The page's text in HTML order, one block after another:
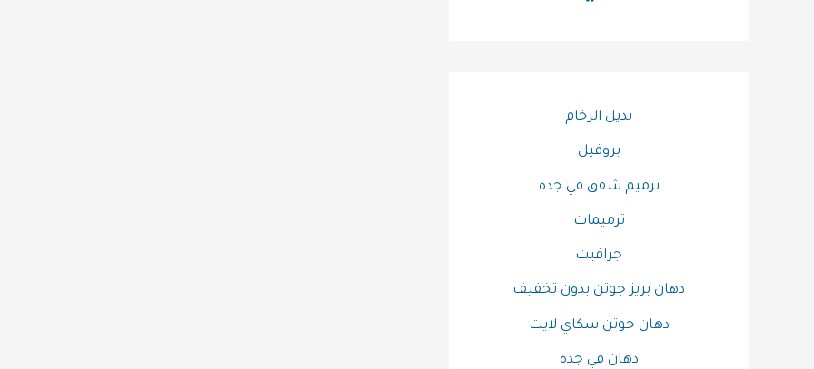
بديل الرخام
بروفيل
ترميم شقق في جده
ترميمات
جرافيت
دهان بريز جوتن بدون تخفيف
دهان جوتن سكاي لايت
دهان في جده